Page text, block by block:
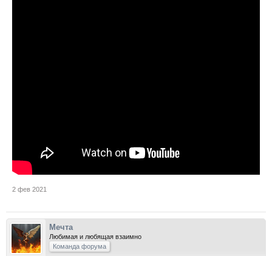
2 фев 2021
Мечта
Любимая и любящая взаимно
Команда форума